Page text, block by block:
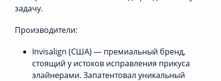
задачу.
Производители:
Invisalign (США) — премиальный бренд,
стоящий у истоков исправления прикуса
элайнерами. Запатентовал уникальный